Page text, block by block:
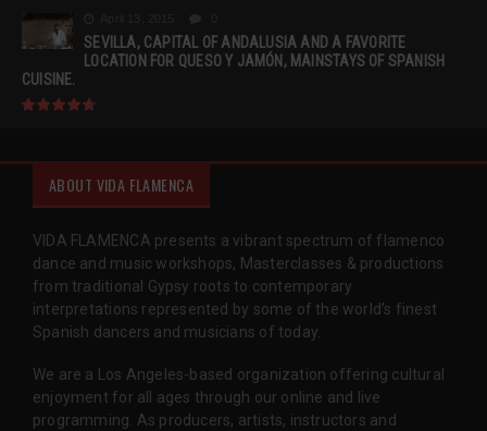
SEVILLA, CAPITAL OF ANDALUSIA AND A FAVORITE
LOCATION FOR QUESO Y JAMÓN, MAINSTAYS OF SPANISH
CUISINE.
ABOUT VIDA FLAMENCA
VIDA FLAMENCA presents a vibrant spectrum of flamenco
dance and music workshops, Masterclasses & productions
from traditional Gypsy roots to contemporary
interpretations represented by some of the world’s finest
Spanish dancers and musicians of today.
We are a Los Angeles-based organization offering cultural
enjoyment for all ages through our online and live
programming. As producers, artists, instructors and